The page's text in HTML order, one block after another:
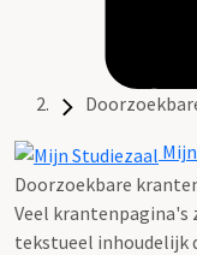
Doorzoekbare
Veel krantenpagina's
tekstueel inhoudelijk